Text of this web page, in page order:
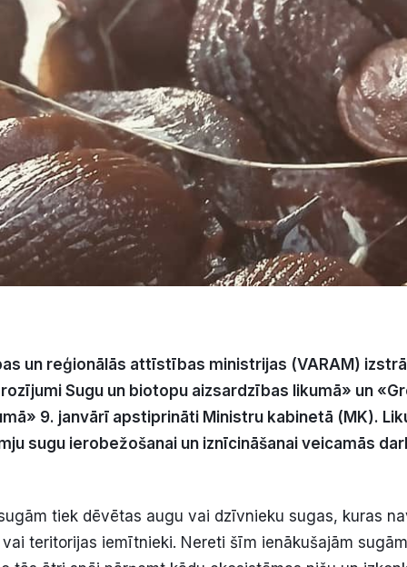
un reģionālās attīstības ministrijas (VARAM)
Sugu un biotopu aizsardzības likumā» un
9. janvārī apstiprināti Ministru kabinetā (MK).
sugu ierobežošanai un iznīcināšanai veicamās
tiek dēvētas augu vai dzīvnieku sugas, kuras
teritorijas iemītnieki. Nereti šīm ienākušajām